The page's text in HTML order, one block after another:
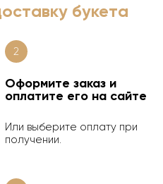
букета
2
Оформите заказ и
оплатите его на сайте
Или выберите оплату при
получении.